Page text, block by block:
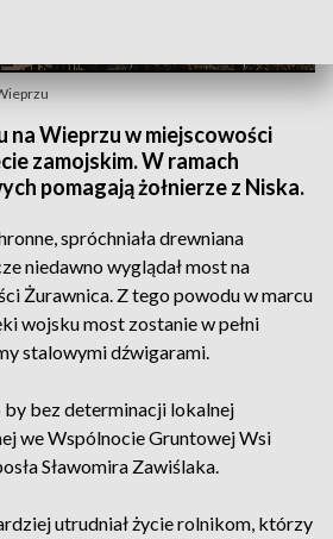
na Wieprzu w miejscowości
zamojskim. W ramach
pomagają żołnierze z Niska.
spróchniała drewniana
niedawno wyglądał most na
Żurawnica. Z tego powodu w marcu
wojsku most zostanie w pełni
stalowymi dźwigarami.
by bez determinacji lokalnej
we Wspólnocie Gruntowej Wsi
Sławomira Zawiślaka.
utrudniał życie rolnikom, którzy